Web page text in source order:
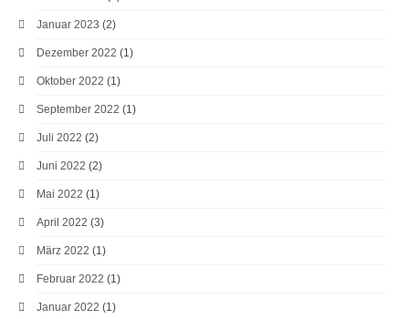
Januar 2023 (2)
Dezember 2022 (1)
Oktober 2022 (1)
September 2022 (1)
Juli 2022 (2)
Juni 2022 (2)
Mai 2022 (1)
April 2022 (3)
März 2022 (1)
Februar 2022 (1)
Januar 2022 (1)